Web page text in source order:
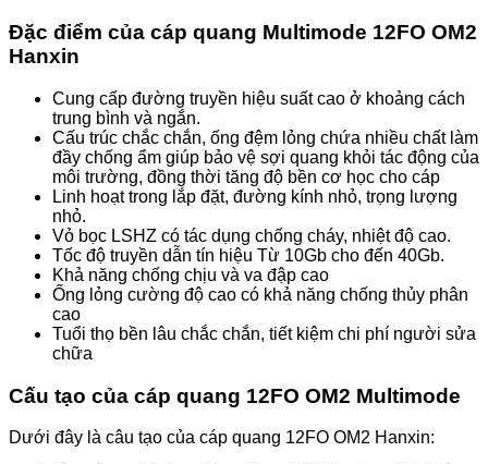
Đặc điểm của cáp quang Multimode 12FO OM2
Hanxin
Cung cấp đường truyền hiệu suất cao ở khoảng cách
trung bình và ngắn.
Cấu trúc chắc chắn, ống đệm lỏng chứa nhiều chất làm
đầy chống ẩm giúp bảo vệ sợi quang khỏi tác động của
môi trường, đồng thời tăng độ bền cơ học cho cáp
Linh hoạt trong lắp đặt, đường kính nhỏ, trọng lượng
nhỏ.
Vỏ bọc LSHZ có tác dụng chống cháy, nhiệt độ cao.
Tốc độ truyền dẫn tín hiệu Từ 10Gb cho đến 40Gb.
Khả năng chống chịu và va đập cao
Ống lỏng cường độ cao có khả năng chống thủy phân
cao
Tuổi thọ bền lâu chắc chắn, tiết kiệm chi phí người sửa
chữa
Cấu tạo của cáp quang 12FO OM2 Multimode
Dưới đây là câu tạo của cáp quang 12FO OM2 Hanxin: